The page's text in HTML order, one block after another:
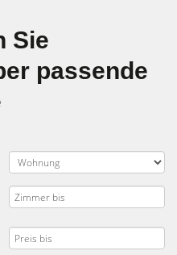
Sie
passende